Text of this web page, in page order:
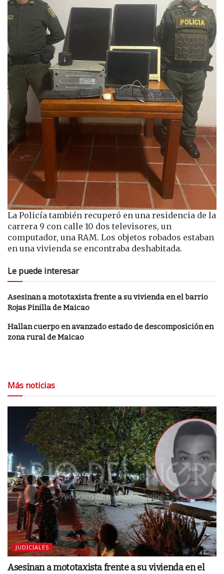
La Policía también recuperó en una residencia de la
carrera 9 con calle 10 dos televisores, un
computador, una RAM. Los objetos robados estaban
en una vivienda se encontraba deshabitada.
Le puede interesar
Asesinan a mototaxista frente a su vivienda en el barrio
Rojas Pinilla de Maicao
Hallan cuerpo en avanzado estado de descomposición en
zona rural de Maicao
Más noticias
JUDICIALES
Asesinan a mototaxista frente a su vivienda en el